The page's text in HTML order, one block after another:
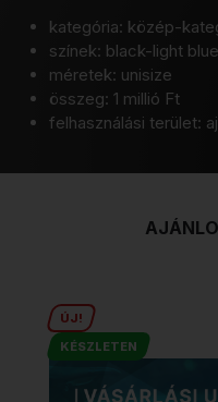
kategória: közép-
színek: black-light blue
méretek: unisize
összeg: 1 millió Ft
felhasználási terület:
ÚJ!
KÉSZLETEN